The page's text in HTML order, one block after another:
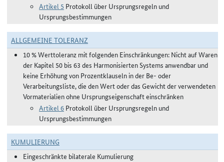
Artikel 5 Protokoll über Ursprungsregeln und
Ursprungsbestimmungen
ALLGEMEINE TOLERANZ
10 % Werttoleranz mit folgenden Einschränkungen: Nicht auf Waren
der Kapitel 50 bis 63 des Harmonisierten Systems anwendbar und
keine Erhöhung von Prozentklauseln in der Be- oder
Verarbeitungsliste, die den Wert oder das Gewicht der verwendeten
Vormaterialien ohne Ursprungseigenschaft einschränken
Artikel 6 Protokoll über Ursprungsregeln und
Ursprungsbestimmungen
KUMULIERUNG
Eingeschränkte bilaterale Kumulierung